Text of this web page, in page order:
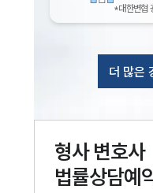
*대한변협
더 많은
형사변호사
법률상담예